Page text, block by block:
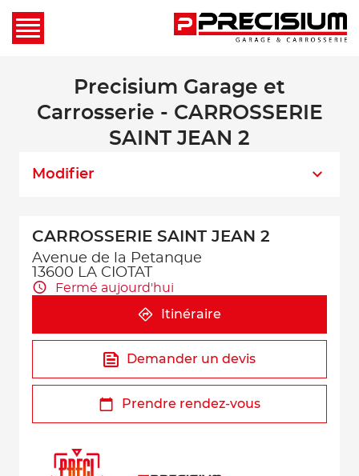
Precisium Garage et
Carrosserie - CARROSSERIE
SAINT JEAN 2
Modifier
CARROSSERIE SAINT JEAN 2
Avenue de la Petanque
13600 LA CIOTAT
Fermé aujourd'hui
Itinéraire
Demander un devis
Prendre rendez-vous